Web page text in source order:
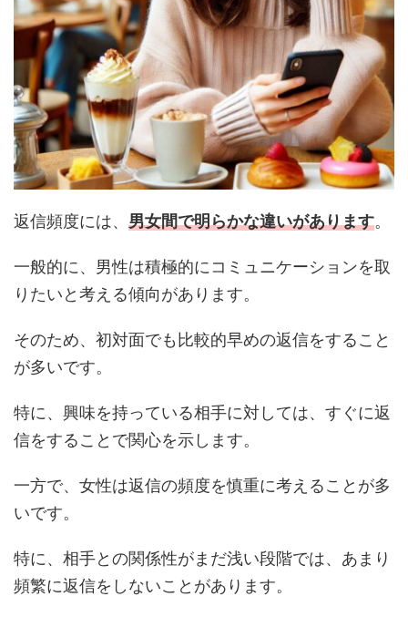
返信頻度には、 男女間で明らかな違いがあります
一般的に、男性は積極的にコミュニケーションを取
りたいと考える傾向があります。
そのため、初対面でも比較的早めの返信をすること
が多いです。
特に、興味を持っている相手に対しては、すぐに返
信をすることで関心を示します。
一方で、女性は返信の頻度を慎重に考えることが多
いです。
特に、相手との関係性がまだ浅い段階では、あまり
頻繁に返信をしないことがあります。